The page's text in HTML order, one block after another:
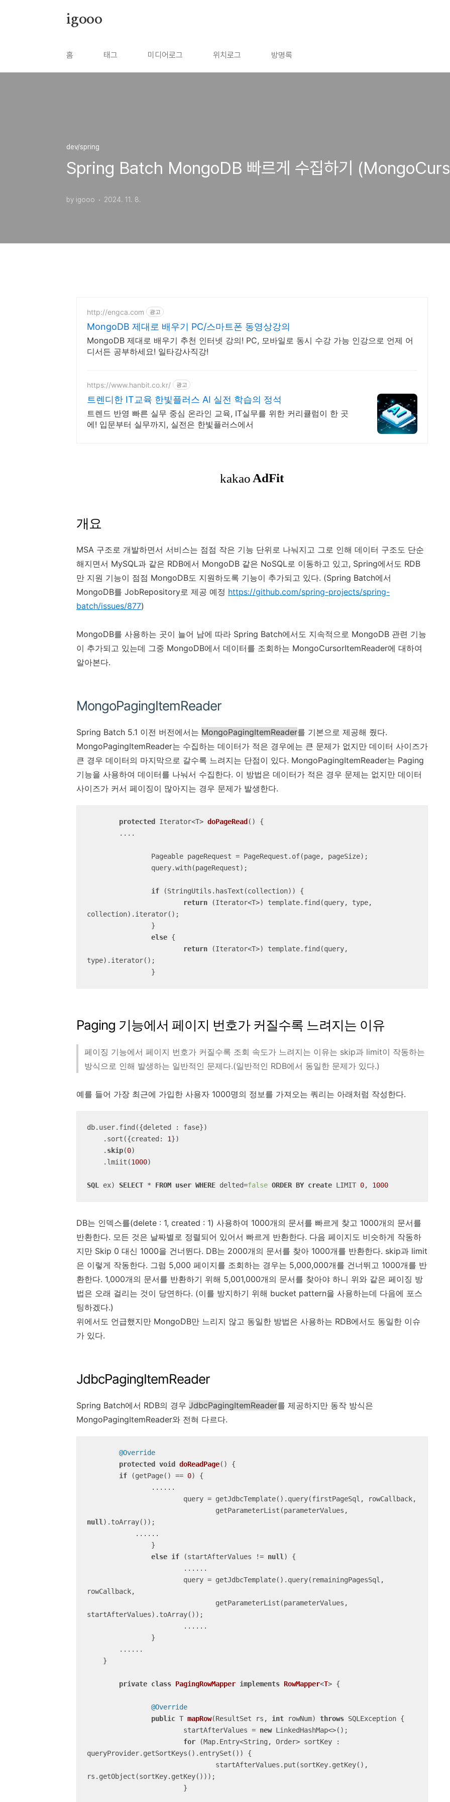
igooo
홈 태그 미디어로그 위치로그 방명록
dev/spring
Spring Batch MongoDB 빠르게 수집하기
by igooo 2024. 11. 8.
http://engca.com 광고
MongoDB 제대로 배우기 PC/스마트폰 동영상강의
MongoDB 제대로 배우기 추천 인터넷 강의! PC, 모바일로 동시 수강 가능 인강으로 언제 어
디서든 공부하세요! 일타강사직강!
https://www.hanbit.co.kr/ 광고
트렌디한 IT교육 한빛플러스 AI 실전 학습의 정석
트렌드 반영 빠른 실무 중심 온라인 교육, IT실무를 위한 커리큘럼이 한 곳
에! 입문부터 실무까지, 실전은 한빛플러스에서
개요
MSA 구조로 개발하면서 서비스는 점점 작은 기능 단위로 나눠지고 그로 인해 데이터 구조도 단순
해지면서 MySQL과 같은 RDB에서 MongoDB 같은 NoSQL로 이동하고 있고, Spring에서도 RDB
만 지원 기능이 점점 MongoDB도 지원하도록 기능이 추가되고 있다. (Spring Batch에서
MongoDB를 JobRepository로 제공 예정 https://github.com/spring-projects/spring-
batch/issues/877)
MongoDB를 사용하는 곳이 늘어 남에 따라 Spring Batch에서도 지속적으로 MongoDB 관련 기능
이 추가되고 있는데 그중 MongoDB에서 데이터를 조회하는 MongoCursorItemReader에 대하여
알아본다.
MongoPagingItemReader
Spring Batch 5.1 이전 버전에서는 MongoPagingItemReader를 기본으로 제공해 줬다.
MongoPagingItemReader는 수집하는 데이터가 적은 경우에는 큰 문제가 없지만 데이터 사이즈가
큰 경우 데이터의 마지막으로 갈수록 느려지는 단점이 있다. MongoPagingItemReader는 Paging
기능을 사용하여 데이터를 나눠서 수집한다. 이 방법은 데이터가 적은 경우 문제는 없지만 데이터
사이즈가 커서 페이징이 많아지는 경우 문제가 발생한다.
protected Iterator<T> doPageRead ()
{
if (StringUtils.hasText(collection)) {
return (Iterator<T>) template.find(query, type,
collection).iterator();
else {
return (Iterator<T>) template.find(query,
type).iterator();
		}
Paging 기능에서 페이지 번호가 커질수록 느려지는 이유
페이징 기능에서 페이지 번호가 커질수록 조회 속도가 느려지는 이유는 skip과 limit이 작동하는
방식으로 인해 발생하는 일반적인 문제다.(일반적인 RDB에서 동일한 문제가 있다.)
예를 들어 가장 최근에 가입한 사용자 1000명의 정보를 가져오는 쿼리는 아래처럼 작성한다.
db.user.find({deleted : fase})
    .sort({created:
1})
    .
skip(0)
    .lmiit(
1000)
SQL ex) SELECT * FROM user WHERE delted=false ORDER BY create LIMIT 0, 1000
DB는 인덱스를(delete : 1, created : 1) 사용하여 1000개의 문서를 빠르게 찾고 1000개의 문서를
반환한다. 모든 것은 날짜별로 정렬되어 있어서 빠르게 반환한다. 다음 페이지도 비슷하게 작동하
지만 Skip 0 대신 1000을 건너뛴다. DB는 2000개의 문서를 찾아 1000개를 반환한다. skip과 limit
은 이렇게 작동한다. 그럼 5,000 페이지를 조회하는 경우는 5,000,000개를 건너뛰고 1000개를 반
환한다. 1,000개의 문서를 반환하기 위해 5,001,000개의 문서를 찾아야 하니 위와 같은 페이징 방
법은 오래 걸리는 것이 당연하다. (이를 방지하기 위해 bucket pattern을 사용하는데 다음에 포스
팅하겠다.)
위에서도 언급했지만 MongoDB만 느리지 않고 동일한 방법은 사용하는 RDB에서도 동일한 이슈
가 있다.
JdbcPagingItemReader
Spring Batch에서 RDB의 경우 JdbcPagingItemReader를 제공하지만 동작 방식은
MongoPagingItemReader와 전혀 다르다.
@Override
protected
void doReadPage()
{
if (getPage() == 0) {
null ).toArray());
else if (startAfterValues != null ) {
rowCallback,
startAfterValues).toArray());
private class PagingRowMapper implements RowMapper<T> {
@Override
public T mapRow(ResultSet rs, int rowNum) throws SQLException {
			startAfterValues =
new LinkedHashMap<>();
for (Map.Entry<String, Order> sortKey :
queryProvider.getSortKeys().entrySet()) {
rs.getObject(sortKey.getKey()));